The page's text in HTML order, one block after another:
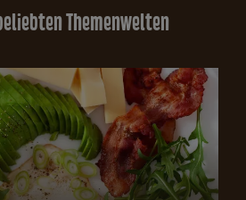
Themenwelten